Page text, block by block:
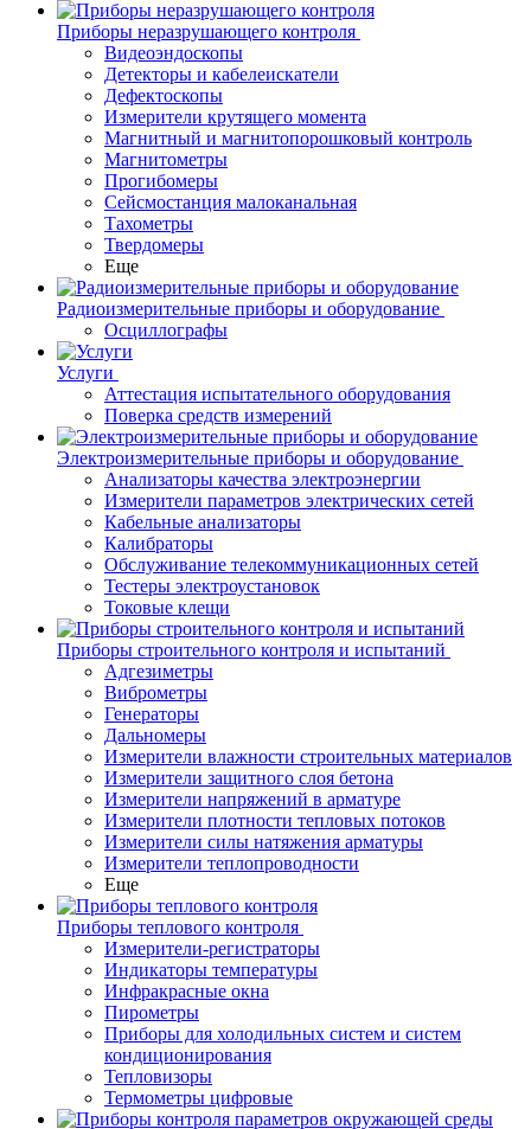
Приборы неразрушающего контроля
Видеоэндоскопы
Детекторы и кабелеискатели
Дефектоскопы
Измерители крутящего момента
Магнитный и магнитопорошковый контроль
Магнитометры
Прогибомеры
Сейсмостанция малоканальная
Тахометры
Твердомеры
Еще
Радиоизмерительные приборы и оборудование
Осциллографы
Услуги
Аттестация испытательного оборудования
Поверка средств измерений
Электроизмерительные приборы и оборудование
Анализаторы качества электроэнергии
Измерители параметров электрических сетей
Кабельные анализаторы
Калибраторы
Обслуживание телекоммуникационных сетей
Тестеры электроустановок
Токовые клещи
Приборы строительного контроля и испытаний
Адгезиметры
Виброметры
Генераторы
Дальномеры
Измерители влажности строительных материалов
Измерители защитного слоя бетона
Измерители напряжений в арматуре
Измерители плотности тепловых потоков
Измерители силы натяжения арматуры
Измерители теплопроводности
Еще
Приборы теплового контроля
Измерители-регистраторы
Индикаторы температуры
Инфракрасные окна
Пирометры
Приборы для холодильных систем и систем
кондиционирования
Тепловизоры
Термометры цифровые